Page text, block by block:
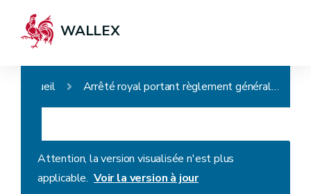
WALLEX
Accueil Arrêté royal portant règlement général sur les conditions techniques auxquelles doivent répondre les véhicules automobiles et leurs remorques, leurs éléments ainsi que les accessoires de sécurité
Attention, la version visualisée n'est plus
applicable. Voir la version à jour